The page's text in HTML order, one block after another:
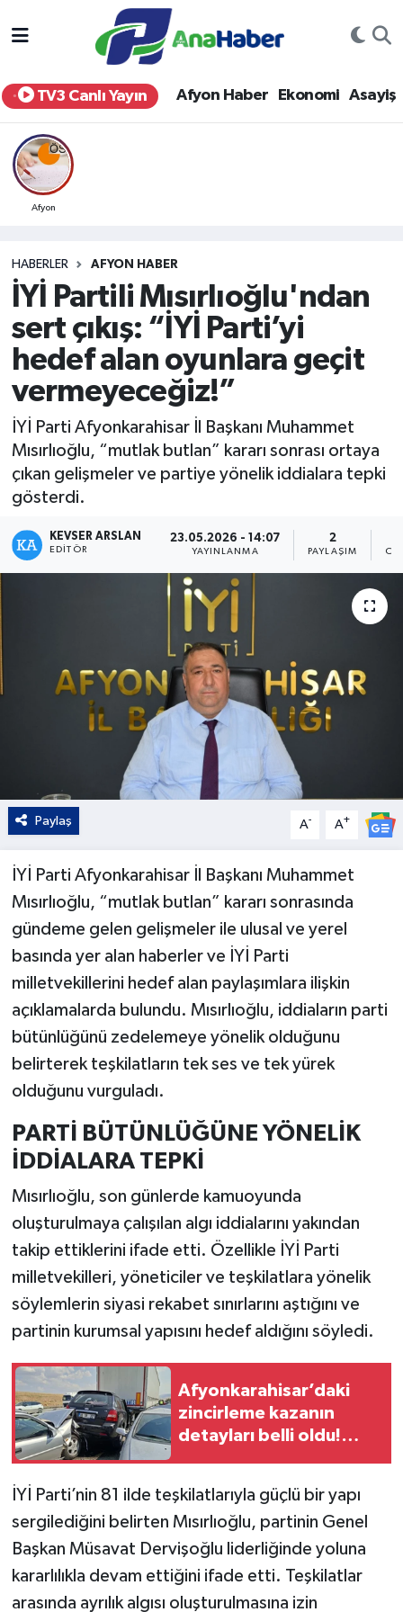
TV3 Canlı Yayın Afyon Haber Ekonomi Asayiş
Afyon
HABERLER AFYON HABER
İYİ Partili Mısırlıoğlu'ndan
sert çıkış: “İYİ Parti’yi
hedef alan oyunlara geçit
vermeyeceğiz!”
İYİ Parti Afyonkarahisar İl Başkanı Muhammet
Mısırlıoğlu, “mutlak butlan” kararı sonrası ortaya
çıkan gelişmeler ve partiye yönelik iddialara tepki
gösterdi.
KEVSER ARSLAN
EDITÖR
23.05.2026 - 14:07
YAYINLANMA
2
PAYLAŞIM
Paylaş A- A+
İYİ Parti Afyonkarahisar İl Başkanı Muhammet
Mısırlıoğlu, “mutlak butlan” kararı sonrasında
gündeme gelen gelişmeler ile ulusal ve yerel
basında yer alan haberler ve İYİ Parti
milletvekillerini hedef alan paylaşımlara ilişkin
açıklamalarda bulundu. Mısırlıoğlu, iddiaların parti
bütünlüğünü zedelemeye yönelik olduğunu
belirterek teşkilatların tek ses ve tek yürek
olduğunu vurguladı.
PARTİ BÜTÜNLÜĞÜNE YÖNELİK
İDDİALARA TEPKİ
Mısırlıoğlu, son günlerde kamuoyunda
oluşturulmaya çalışılan algı iddialarını yakından
takip ettiklerini ifade etti. Özellikle İYİ Parti
milletvekilleri, yöneticiler ve teşkilatlara yönelik
söylemlerin siyasi rekabet sınırlarını aştığını ve
partinin kurumsal yapısını hedef aldığını söyledi.
Afyonkarahisar’daki
zincirleme kazanın
detayları belli oldu!
İYİ Parti’nin 81 ilde teşkilatlarıyla güçlü bir yapı
sergilediğini belirten Mısırlıoğlu, partinin Genel
Başkan Müsavat Dervişoğlu liderliğinde yoluna
kararlılıkla devam ettiğini ifade etti. Teşkilatlar
arasında ayrılık algısı oluşturulmasına izin
Yurt Haber
Afyon Haber
Ekonomi
Siyaset
Eğitim
Sağlık
Teknoloji
Kültür - Sanat
Yaşam
Afyonkarahisar Nöbetçi Eczaneler
Afyonkarahisar Hava Durumu
Afyonkarahisar Namaz Vakitleri
Afyonkarahisar Trafik Yoğunluk Haritası
Tüm Manşetler
Son Dakika Haberleri
Haber Arşivi